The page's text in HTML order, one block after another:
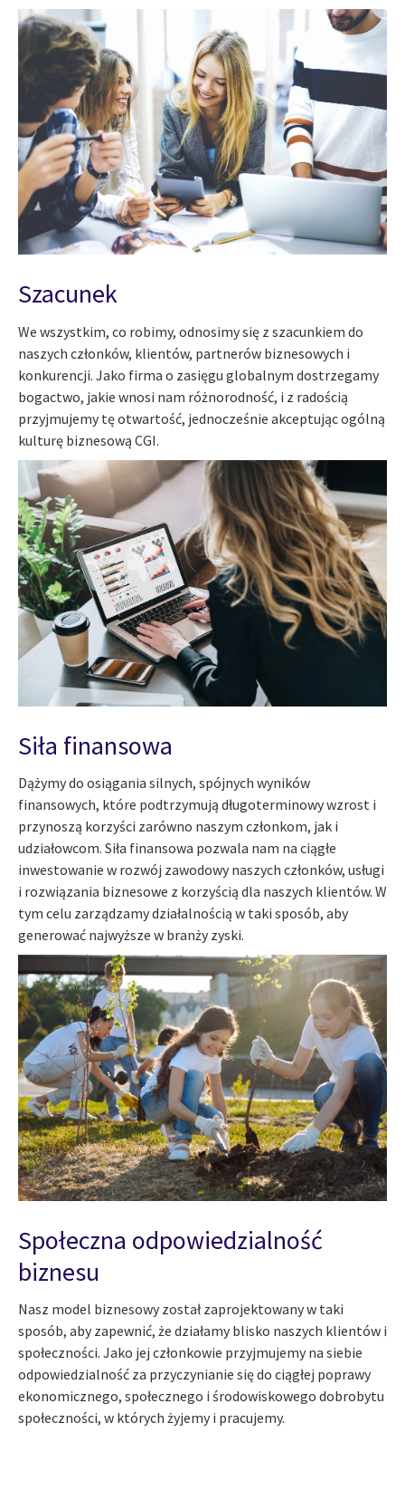
Szacunek
We wszystkim, co robimy, odnosimy się z szacunkiem do
naszych członków, klientów, partnerów biznesowych i
konkurencji. Jako firma o zasięgu globalnym dostrzegamy
bogactwo, jakie wnosi nam różnorodność, i z radością
przyjmujemy tę otwartość, jednocześnie akceptując ogólną
kulturę biznesową CGI.
Siła finansowa
Dążymy do osiągania silnych, spójnych wyników
finansowych, które podtrzymują długoterminowy wzrost i
przynoszą korzyści zarówno naszym członkom, jak i
udziałowcom. Siła finansowa pozwala nam na ciągłe
inwestowanie w rozwój zawodowy naszych członków, usługi
i rozwiązania biznesowe z korzyścią dla naszych klientów. W
tym celu zarządzamy działalnością w taki sposób, aby
generować najwyższe w branży zyski.
Społeczna odpowiedzialność
biznesu
Nasz model biznesowy został zaprojektowany w taki
sposób, aby zapewnić, że działamy blisko naszych klientów i
społeczności. Jako jej członkowie przyjmujemy na siebie
odpowiedzialność za przyczynianie się do ciągłej poprawy
ekonomicznego, społecznego i środowiskowego dobrobytu
społeczności, w których żyjemy i pracujemy.